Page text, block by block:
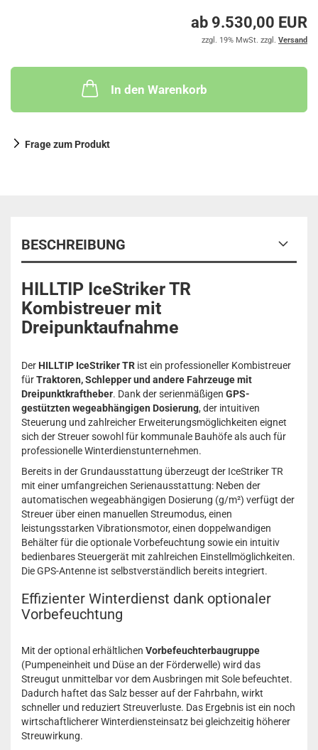
ab 9.530,00 EUR
zzgl. 19% MwSt. zzgl. Versand
In den Warenkorb
Frage zum Produkt
BESCHREIBUNG
HILLTIP IceStriker TR
Kombistreuer mit
Dreipunktaufnahme
Der HILLTIP IceStriker TR ist ein professioneller Kombistreuer
fürTraktoren, Schlepper und andere Fahrzeuge mit
Dreipunktkraftheber. Dank der serienmäßigen GPS-
gestützten wegeabhängigen Dosierung, der intuitiven
Steuerung und zahlreicher Erweiterungsmöglichkeiten eignet
sich der Streuer sowohl für kommunale Bauhöfe als auch für
professionelle Winterdienstunternehmen.
Bereits in der Grundausstattung überzeugt der IceStriker TR
mit einer umfangreichen Serienausstattung: Neben der
automatischen wegeabhängigen Dosierung (g/m²) verfügt der
Streuer über einen manuellen Streumodus, einen
leistungsstarken Vibrationsmotor, einen doppelwandigen
Behälter für die optionale Vorbefeuchtung sowie ein intuitiv
bedienbares Steuergerät mit zahlreichen Einstellmöglichkeiten.
Die GPS-Antenne ist selbstverständlich bereits integriert.
Effizienter Winterdienst dank optionaler
Vorbefeuchtung
Mit der optional erhältlichen Vorbefeuchterbaugruppe
(Pumpeneinheit und Düse an der Förderwelle) wird das
Streugut unmittelbar vor dem Ausbringen mit Sole befeuchtet.
Dadurch haftet das Salz besser auf der Fahrbahn, wirkt
schneller und reduziert Streuverluste. Das Ergebnis ist ein noch
wirtschaftlicherer Winterdiensteinsatz bei gleichzeitig höherer
Streuwirkung.